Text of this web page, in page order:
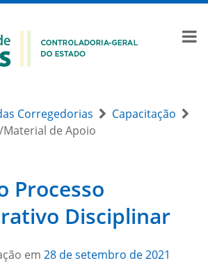
Corregedorias
Capacitação
Material de Apoio
Processo
Disciplinar
em 28 de setembro de 2021